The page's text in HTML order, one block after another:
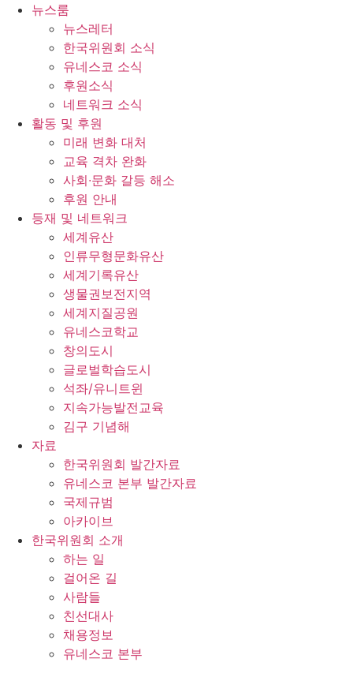
뉴스룸
뉴스레터
한국위원회 소식
유네스코 소식
후원소식
네트워크 소식
활동 및 후원
미래 변화 대처
교육 격차 완화
사회∙문화 갈등 해소
후원 안내
등재 및 네트워크
세계유산
인류무형문화유산
세계기록유산
생물권보전지역
세계지질공원
유네스코학교
창의도시
글로벌학습도시
석좌/유니트윈
지속가능발전교육
김구 기념해
자료
한국위원회 발간자료
유네스코 본부 발간자료
국제규범
아카이브
한국위원회 소개
하는 일
걸어온 길
사람들
친선대사
채용정보
유네스코 본부